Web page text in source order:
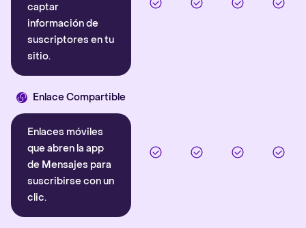
captar
información de
suscriptores en tu
sitio.
Enlace Compartible
Enlaces móviles
que abren la app
de Mensajes para
suscribirse con un
clic.